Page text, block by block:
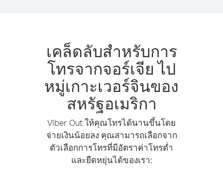
เคล็ดลับสำหรับการ
โทรจากจอร์เจีย ไป
หมู่เกาะเวอร์จินของ
สหรัฐอเมริกา
Viber Out ให้คุณโทรได้นานขึ้นโดย
จ่ายเงินน้อยลง คุณสามารถเลือกจาก
ตัวเลือกการโทรที่มีอัตราค่าโทรต่ำ
และยืดหยุ่นได้ของเรา: